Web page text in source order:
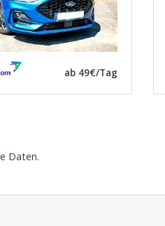
ab 49€/Tag
Daten.